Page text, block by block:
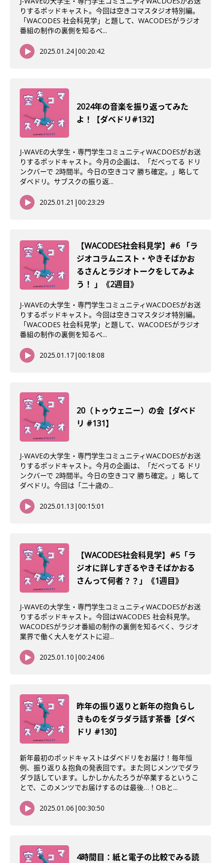
りするポッドキャスト。今回は空きコマスタジオ特別編。
「WACODES 社会科見学」と題して、WACODESがラジオ
番組の制作の裏側を知るべ...
2025.01.24|00:20:42
2024年の音楽を振り返ってみた
よ！【ダベドリ#132】
J-WAVEの大学生・専門学生コミュニティWACDOESがお送
りするポッドキャスト。今月の企画は、「だべってる ドリ
ンクバーで 2時間半。今日の空きコマ 勝ち確定。」略して
ダベドリ。サブスクの振り返...
2025.01.21 |00:23:29
【WACODES社会科見学】#6 「ラ
ジオコラムニスト・やきそばかお
るさんとラジオトークをしてみよ
う！ 」《2週目》
J-WAVEの大学生・専門学生コミュニティWACDOESがお送
りするポッドキャスト。今回は空きコマスタジオ特別編。
「WACODES 社会科見学」と題して、WACODESがラジオ
番組の制作の裏側を知るべ...
2025.01.17|00:18:08
20（トゥウェニー）の会【ダべド
リ #131】
J-WAVEの大学生・専門学生コミュニティWACDOESがお送
りするポッドキャスト。今月の企画は、「だべってる ドリ
ンクバーで 2時間半。今日の空きコマ 勝ち確定。」略して
ダベドリ。今回は「二十歳の...
2025.01.13 |00:15:01
【WACODES社会科見学】#5「ラ
ジオに詳しすぎるやきそばかおる
さんって何者？？」《1週目》
J-WAVEの大学生・専門学生コミュニティWACDOESがお送
りするポッドキャスト。今回はWACODES 社会科見学。
WACODESがラジオ番組の制作の裏側を知るべく、ラジオ
業界で働く大人をゲストに迎...
2025.01.10 |00:24:06
昨年の振り返りと新年の抱負らし
きものをダラダラ話す茶番【ダべ
ドリ #130】
新年最初のポッドキャストはダべドリをお届け！毎年恒
例、振り返り＆抱負の発表回です。また同じメンツでダラ
ダラ話しています。しかしかんたろうが卒業するというこ
とで、このメンツでお届けするのは最後…！OBと...
2025.01.06 |00:30:50
4時間目：紙と電子の比較でみる読